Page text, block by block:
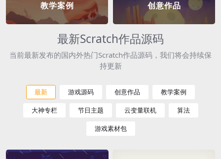
教学案例 创意作品
最新Scratch作品源码
当前最新发布的国内外热门Scratch作品源码，我们将会持续保
持更新
最新 游戏源码 创意作品 教学案例
大神专栏 节日主题 云变量联机 算法
游戏素材包